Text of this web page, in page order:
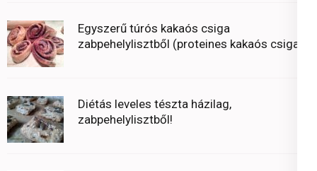
Egyszerű túrós kakaós csiga
zabpehelylisztből (proteines kakaós csiga)
Diétás leveles tészta házilag,
zabpehelylisztből!